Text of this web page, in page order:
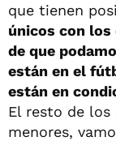
que tienen
únicos con
de que
están en el
están en
El resto de los
menores,